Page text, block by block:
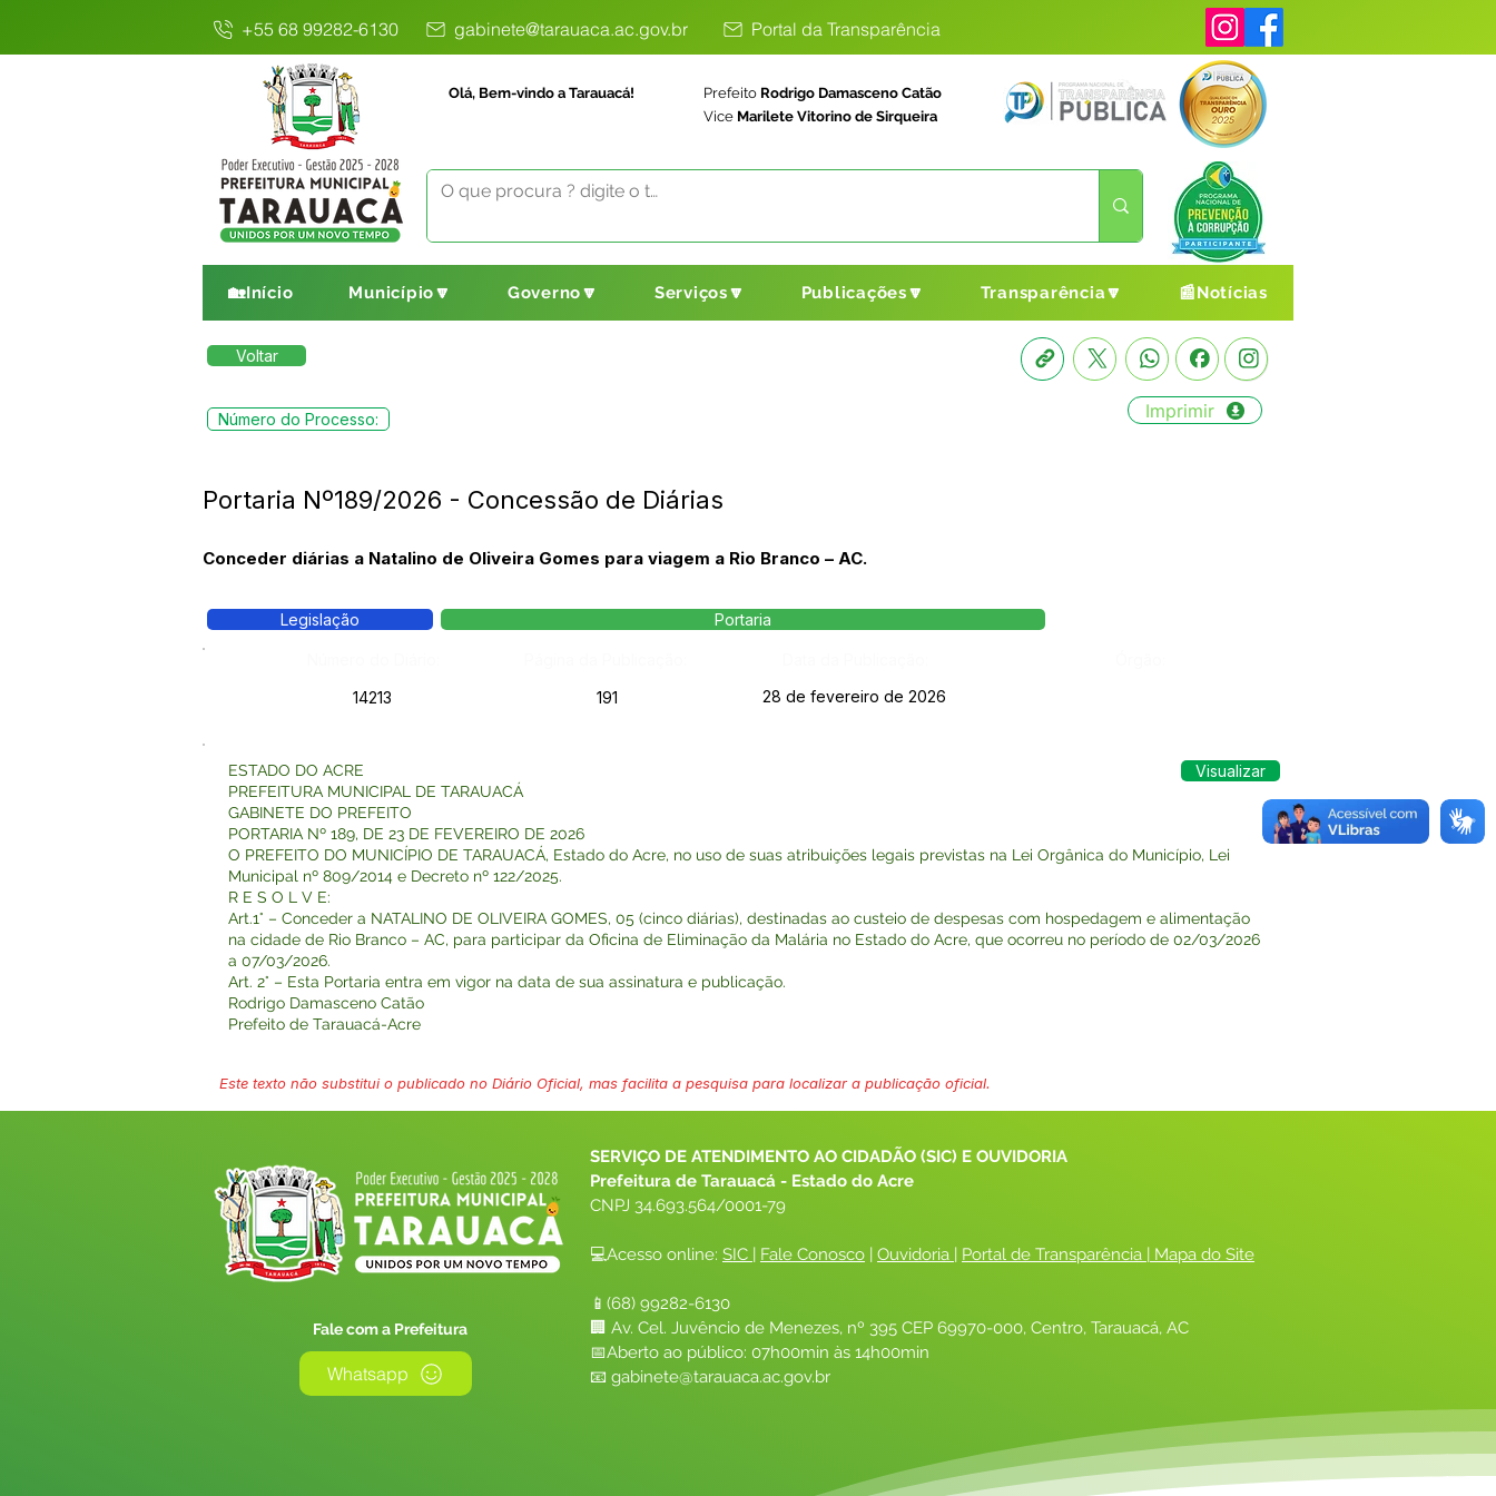
+55 68 99282-6130 gabinete@tarauaca.ac.gov.br Portal da Transparência
Olá, Bem-vindo a Tarauacá! Prefeito Rodrigo Damasceno Catão
Vice Marilete Vitorino de Sirqueira
🏡Início Município🔽 Governo🔽 Serviços🔽 Publicações🔽 Transparência🔽 📰Notícias
Voltar
Número do Processo: Imprimir
Portaria Nº189/2026 - Concessão de Diárias
Conceder diárias a Natalino de Oliveira Gomes para viagem a Rio Branco – AC.
Legislação Portaria
14213
191 28 de fevereiro de 2026
ESTADO DO ACRE
PREFEITURA MUNICIPAL DE TARAUACÁ
GABINETE DO PREFEITO
PORTARIA Nº 189, DE 23 DE FEVEREIRO DE 2026
O PREFEITO DO MUNICÍPIO DE TARAUACÁ, Estado do Acre, no uso de suas atribuições legais previstas na Lei Orgânica do Município, Lei
Municipal nº 809/2014 e Decreto nº 122/2025.
R E S O L V E:
Art.1° – Conceder a NATALINO DE OLIVEIRA GOMES, 05 (cinco diárias), destinadas ao custeio de despesas com hospedagem e alimentação
na cidade de Rio Branco – AC, para participar da Oficina de Eliminação da Malária no Estado do Acre, que ocorreu no período de 02/03/2026
a 07/03/2026.
Art. 2° – Esta Portaria entra em vigor na data de sua assinatura e publicação.
Rodrigo Damasceno Catão
Prefeito de Tarauacá-Acre
Visualizar
Este texto não substitui o publicado no Diário Oficial, mas facilita a pesquisa para localizar a publicação oficial.
Fale com a Prefeitura
Whatsapp
SERVIÇO DE ATENDIMENTO AO CIDADÃO (SIC) E OUVIDORIA
Prefeitura de Tarauacá - Estado do Acre
CNPJ 34.693.564/0001-79
💻Acesso online: SIC | Fale Conosco | Ouvidoria | Portal de Transparência | Mapa do Site
📱(68) 99282-6130
🏢 Av. Cel. Juvêncio de Menezes, nº 395 CEP 69970-000, Centro, Tarauacá, AC
📅Aberto ao público: 07h00min às 14h00min
📧 gabinete@tarauaca.ac.gov.br